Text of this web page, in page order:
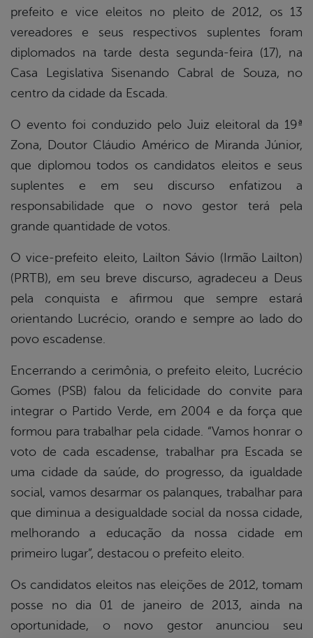
prefeito e vice eleitos no pleito de 2012, os 13
vereadores e seus respectivos suplentes foram
diplomados na tarde desta segunda-feira (17), na
Casa Legislativa Sisenando Cabral de Souza, no
centro da cidade da Escada.
O evento foi conduzido pelo Juiz eleitoral da 19ª
Zona, Doutor Cláudio Américo de Miranda Júnior,
que diplomou todos os candidatos eleitos e seus
suplentes e em seu discurso enfatizou a
responsabilidade que o novo gestor terá pela
grande quantidade de votos.
O vice-prefeito eleito, Lailton Sávio (Irmão Lailton)
(PRTB), em seu breve discurso, agradeceu a Deus
pela conquista e afirmou que sempre estará
orientando Lucrécio, orando e sempre ao lado do
povo escadense.
Encerrando a cerimônia, o prefeito eleito, Lucrécio
Gomes (PSB) falou da felicidade do convite para
integrar o Partido Verde, em 2004 e da força que
formou para trabalhar pela cidade. “Vamos honrar o
voto de cada escadense, trabalhar pra Escada se
uma cidade da saúde, do progresso, da igualdade
social, vamos desarmar os palanques, trabalhar para
que diminua a desigualdade social da nossa cidade,
melhorando a educação da nossa cidade em
primeiro lugar”, destacou o prefeito eleito.
Os candidatos eleitos nas eleições de 2012, tomam
posse no dia 01 de janeiro de 2013, ainda na
oportunidade, o novo gestor anunciou seu